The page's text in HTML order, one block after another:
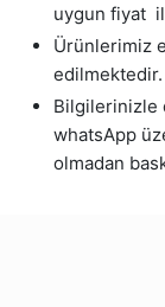
uygun fiyat
Ürünlerimiz
edilmektedir.
Bilgilerinizle
whatsApp
olmadan